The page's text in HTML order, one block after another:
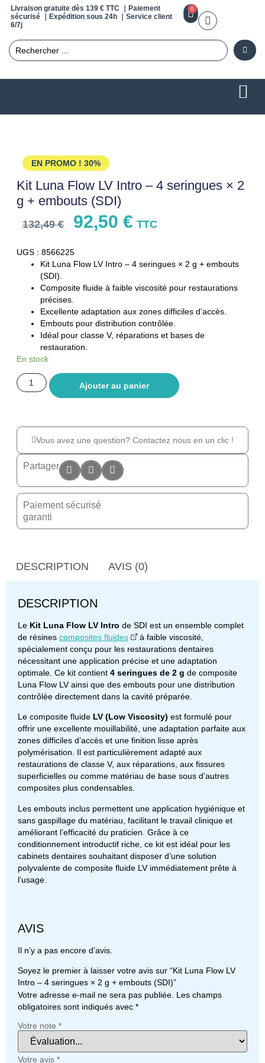
Livraison gratuite dès 139 € TTC ｜Paiement
sécurisé ｜Expédition sous 24h ｜Service client
6/7j
0
EN PROMO ! 30%
Kit Luna Flow LV Intro – 4 seringues × 2
g + embouts (SDI)
132,49€ 92,50 € TTC
UGS : 8566225
Kit Luna Flow LV Intro – 4 seringues × 2 g + embouts
(SDI).
Composite fluide à faible viscosité pour restaurations
précises.
Excellente adaptation aux zones difficiles d’accès.
Embouts pour distribution contrôlée.
Idéal pour classe V, réparations et bases de
restauration.
En stock
Ajouter au panier
Vous avez une question? Contactez nous en un clic !
Partager
Paiement sécurisé
garanti
DESCRIPTION AVIS (0)
DESCRIPTION
Le Kit Luna Flow LV Intro de SDI est un ensemble complet
de résines composites fluides
à faible viscosité,
spécialement conçu pour les restaurations dentaires
nécessitant une application précise et une adaptation
optimale. Ce kit contient 4 seringues de 2 g de composite
Luna Flow LV ainsi que des embouts pour une distribution
contrôlée directement dans la cavité préparée.
Le composite fluide LV (Low Viscosity) est formulé pour
offrir une excellente mouillabilité, une adaptation parfaite aux
zones difficiles d’accès et une finition lisse après
polymérisation. Il est particulièrement adapté aux
restaurations de classe V, aux réparations, aux fissures
superficielles ou comme matériau de base sous d’autres
composites plus condensables.
Les embouts inclus permettent une application hygiénique et
sans gaspillage du matériau, facilitant le travail clinique et
améliorant l’efficacité du praticien. Grâce à ce
conditionnement introductif riche, ce kit est idéal pour les
cabinets dentaires souhaitant disposer d’une solution
polyvalente de composite fluide LV immédiatement prête à
l’usage.
AVIS
Il n’y a pas encore d’avis.
Soyez le premier à laisser votre avis sur “Kit Luna Flow LV
Intro – 4 seringues × 2 g + embouts (SDI)”
Votre adresse e-mail ne sera pas publiée. Les champs
obligatoires sont indiqués avec *
Votre note *
Votre avis *